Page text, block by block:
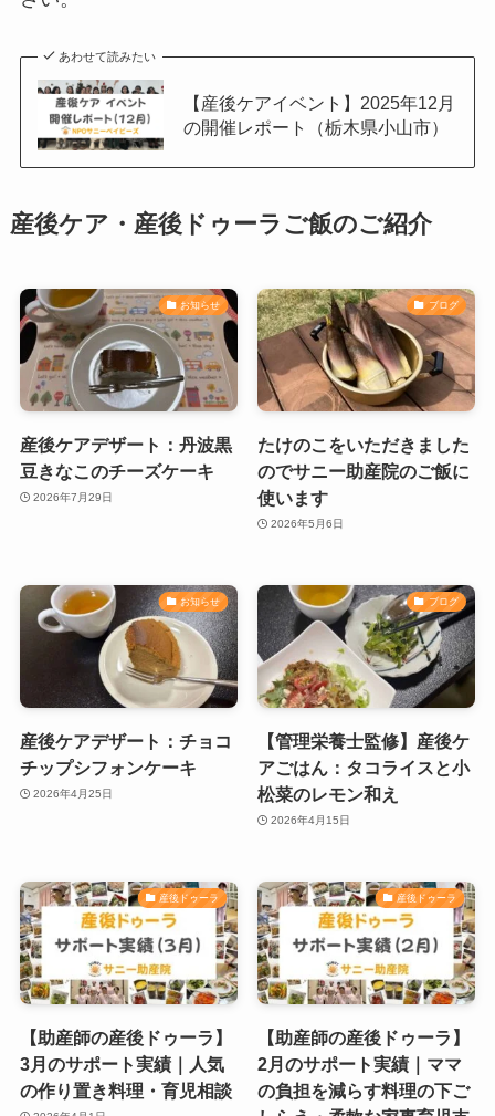
あわせて読みたい
【産後ケアイベント】2025年12月
の開催レポート（栃木県小山市）
産後ケア・産後ドゥーラご飯のご紹介
お知らせ
産後ケアデザート：丹波黒
豆きなこのチーズケーキ
2026年7月29日
ブログ
たけのこをいただきました
のでサニー助産院のご飯に
使います
2026年5月6日
お知らせ
産後ケアデザート：チョコ
チップシフォンケーキ
2026年4月25日
ブログ
【管理栄養士監修】産後ケ
アごはん：タコライスと小
松菜のレモン和え
2026年4月15日
産後ドゥーラ
【助産師の産後ドゥーラ】
3月のサポート実績｜人気
の作り置き料理・育児相談
産後ドゥーラ
【助産師の産後ドゥーラ】
2月のサポート実績｜ママ
の負担を減らす料理の下ご